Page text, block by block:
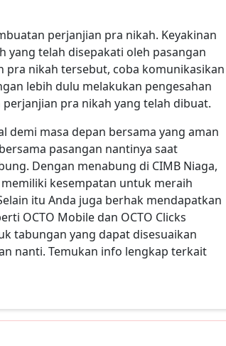
perjanjian pra nikah. Keyakinan
yang telah disepakati oleh pasangan
pra nikah tersebut, coba komunikasikan
lebih dulu melakukan pengesahan
pra nikah yang telah dibuat.
demi masa depan bersama yang aman
pasangan nantinya saat
Dengan menabung di CIMB Niaga,
kesempatan untuk meraih
itu Anda juga berhak mendapatkan
OCTO Mobile dan OCTO Clicks
tabungan yang dapat disesuaikan
nanti. Temukan info lengkap terkait